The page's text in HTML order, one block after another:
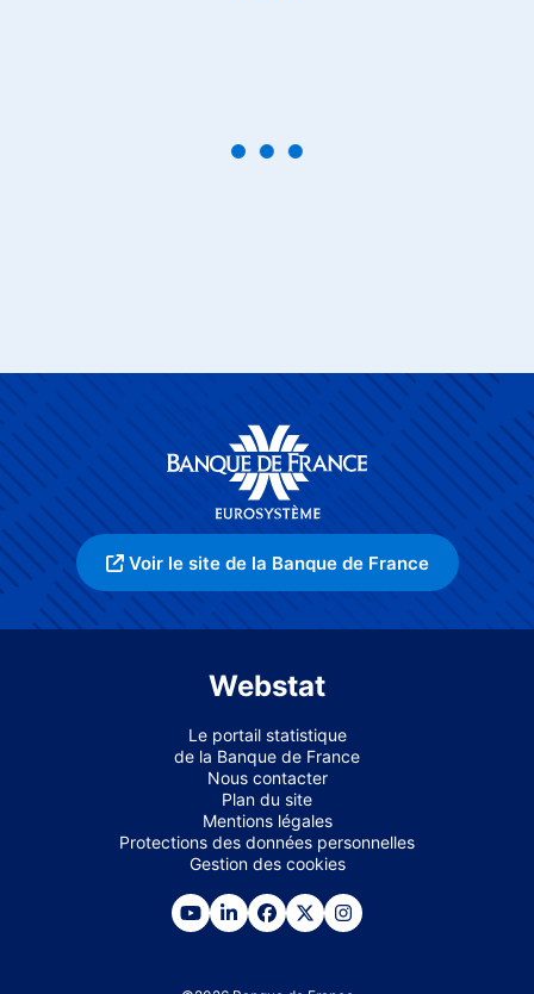
Voir le site de la Banque de France
Webstat
Le portail statistique
de la Banque de France
Nous contacter
Plan du site
Mentions légales
Protections des données personnelles
Gestion des cookies